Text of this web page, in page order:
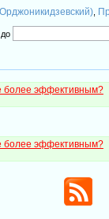
,
до
более эффективным?
более эффективным?